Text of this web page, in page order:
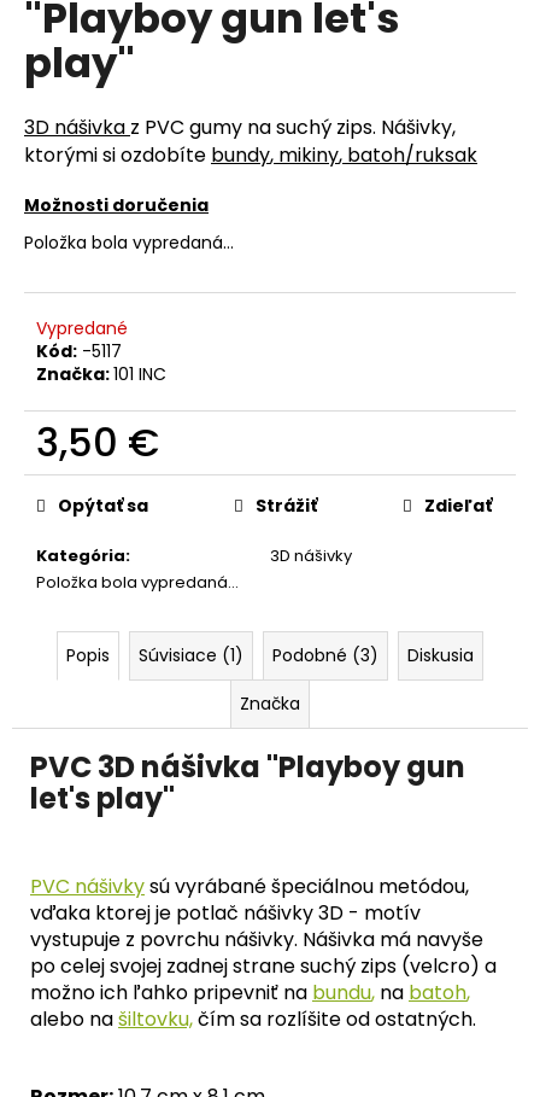
"Playboy gun let's
play"
3D nášivka z PVC gumy na suchý zips. Nášivky,
ktorými si ozdobíte bundy, mikiny, batoh/ruksak
Možnosti doručenia
Položka bola vypredaná…
Vypredané
Kód: -5117
Značka:101 INC
3,50 €
Jednotková
cena:
Kategória:
3D nášivky
Položka bola vypredaná…
Opýtať sa Strážiť Zdieľať
Popis Súvisiace (1) Podobné (3)
Diskusia
Značka
PVC 3D nášivka "Playboy gun
let's play"
PVC nášivkysú vyrábané špeciálnou metódou,
vďaka ktorej je potlač nášivky 3D - motív
vystupuje z povrchu nášivky. Nášivka má navyše
po celej svojej zadnej strane suchý zips (velcro) a
možno ich ľahko pripevniť na bundu, na batoh,
alebo našiltovku,čím sa rozlíšite od ostatných.
j
s
ť
?
O
d
p
o
ú
č
a
m